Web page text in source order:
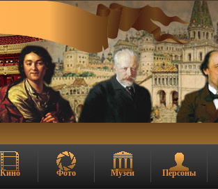
Кино Фото Музеи Персоны